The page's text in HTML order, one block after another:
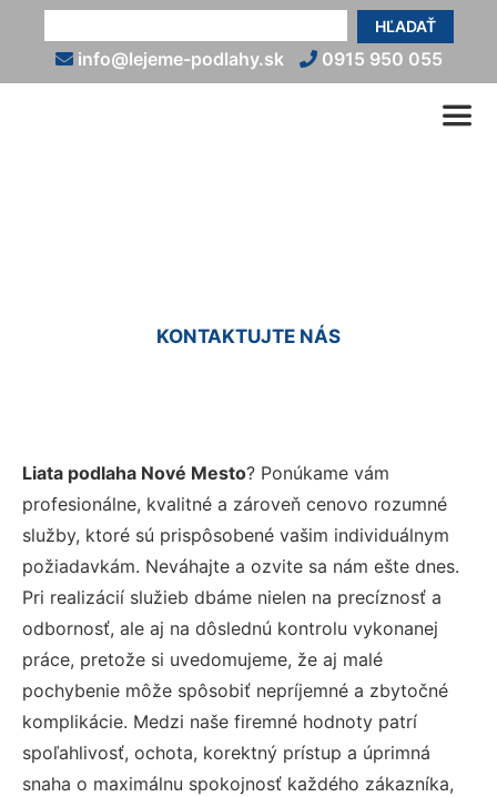
HĽADAŤ
info@lejeme-podlahy.sk 0915 950 055
KONTAKTUJTE NÁS
Liata podlaha Nové Mesto? Ponúkame vám
profesionálne, kvalitné a zároveň cenovo rozumné
služby, ktoré sú prispôsobené vašim individuálnym
požiadavkám. Neváhajte a ozvite sa nám ešte dnes.
Pri realizácií služieb dbáme nielen na precíznosť a
odbornosť, ale aj na dôslednú kontrolu vykonanej
práce, pretože si uvedomujeme, že aj malé
pochybenie môže spôsobiť nepríjemné a zbytočné
komplikácie. Medzi naše firemné hodnoty patrí
spoľahlivosť, ochota, korektný prístup a úprimná
snaha o maximálnu spokojnosť každého zákazníka,